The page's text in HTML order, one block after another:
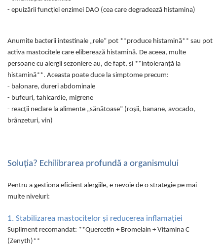
Beauty of Joseon
COSRX
BIODANCE
OOTD
Cettua
Haruharu Wonder
Medicube
ARIUL
Resveratrol
Seleniu
Seminte de in
Silimarina
Spirulina
Ulei de cocos
Ulei de peste
Vitamina B
Vitamina D
Vitamina K
Zinc
- epuizării funcției enzimei DAO (cea care degradează histamina)
Anumite bacterii intestinale „rele” pot **produce histamină** sau pot
activa mastocitele care eliberează histamină. De aceea, multe
persoane cu alergii sezoniere au, de fapt, și **intoleranță la
histamină**. Aceasta poate duce la simptome precum:
- balonare, dureri abdominale
- bufeuri, tahicardie, migrene
- reacții neclare la alimente „sănătoase” (roșii, banane, avocado,
brânzeturi, vin)
Soluția? Echilibrarea profundă a organismului
Pentru a gestiona eficient alergiile, e nevoie de o strategie pe mai
multe niveluri:
1. Stabilizarea mastocitelor și reducerea inflamației
Supliment recomandat: **Quercetin + Bromelain + Vitamina C
(Zenyth)**